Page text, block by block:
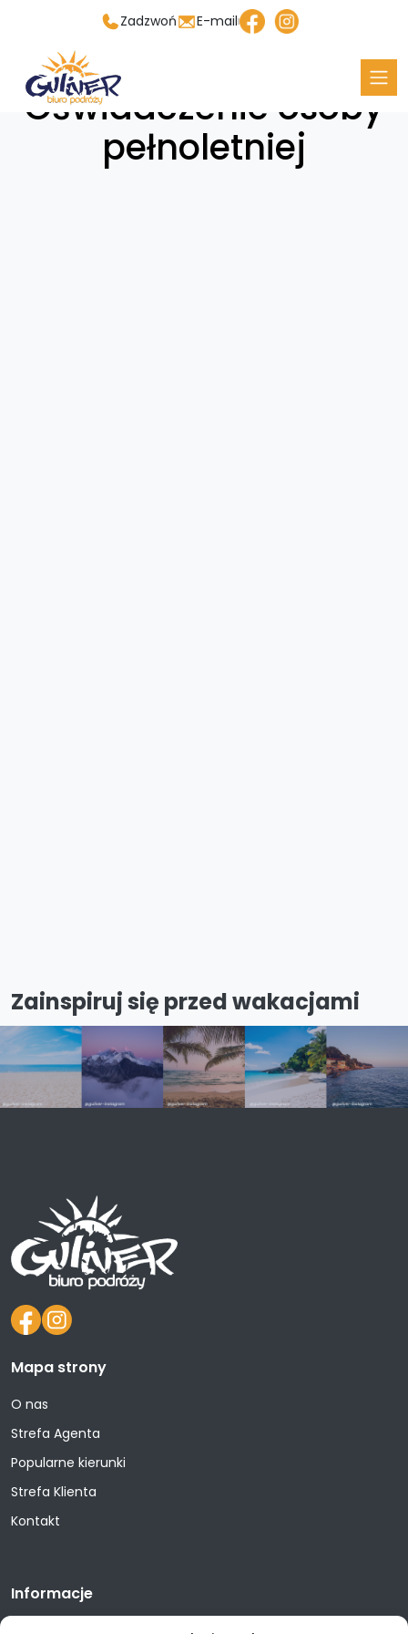
Zadzwoń E-mail
Oświadczenie osoby
pełnoletniej
Zainspiruj się przed wakacjami
Mapa strony
O nas
Strefa Agenta
Popularne kierunki
Strefa Klienta
Kontakt
Informacje